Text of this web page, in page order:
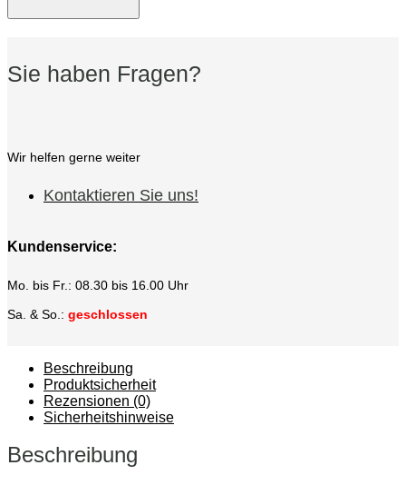
Sie haben Fragen?
Wir helfen gerne weiter
Kontaktieren Sie uns!
Kundenservice:
Mo. bis Fr.: 08.30 bis 16.00 Uhr
Sa. & So.: geschlossen
Beschreibung
Produktsicherheit
Rezensionen (0)
Sicherheitshinweise
Beschreibung